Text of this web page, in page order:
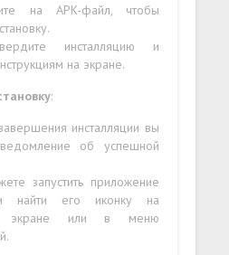
на APK-файл, чтобы
инсталляцию и
на экране.
:
инсталляции вы
об успешной
запустить приложение
найти его иконку на
экране или в меню